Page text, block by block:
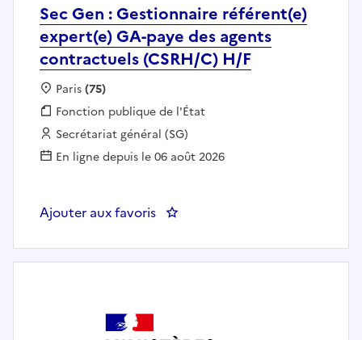
Sec Gen : Gestionnaire référent(e)
expert(e) GA-paye des agents
contractuels (CSRH/C) H/F
Localisation :
Paris(75)
Fonction publique :
Fonction publique de l'État
Employeur :
Secrétariat général (SG)
En ligne depuis le 06 août 2026
Ajouter aux favoris : Sec Gen : Gestionnaire